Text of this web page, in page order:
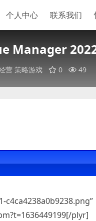
个人中心 联系我们
Manager
营 策略游戏 0 49
plyr]